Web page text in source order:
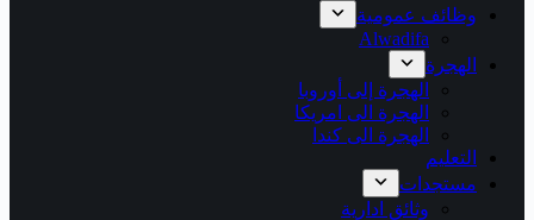
وظائف عمومية
Alwadifa
الهجرة
الهجرة إلى أوروبا
الهجرة الى امريكا
الهجرة الى كندا
التعليم
مستجدات
وثائق ادارية